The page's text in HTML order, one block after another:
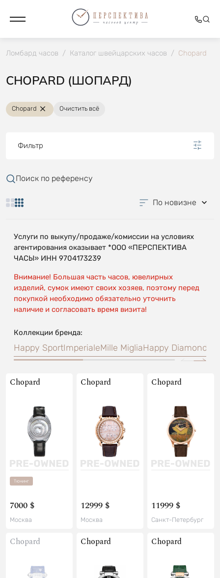
Ломбард часов / Каталог швейцарских часов / Chopard
CHOPARD (ШОПАРД)
Chopard Очистить всё
Фильтр
Поиск по референсу
По новизне
Услуги по выкупу/продаже/комиссии на условиях
агентирования оказывает *ООО «ПЕРСПЕКТИВА
ЧАСЫ» ИНН 9704173239
Внимание! Большая часть часов, ювелирных
изделий, сумок имеют своих хозяев, поэтому перед
покупкой необходимо обязательно уточнить
наличие и согласовать время визита!
Коллекции бренда:
Happy SportImperialeMille MigliaHappy Diamonds
Chopard
Тюнинг
7000 $
Москва
Chopard
12999 $
Москва
Chopard
11999 $
Санкт-Петербург
Chopard Chopard Chopard